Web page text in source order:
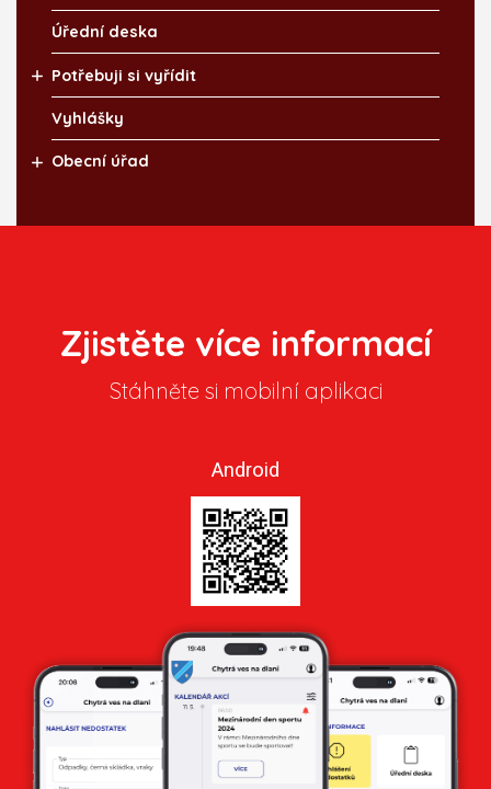
Úřední deska
Potřebuji si vyřídit
Vyhlášky
Obecní úřad
Zjistěte více informací
Stáhněte si mobilní aplikaci
Android